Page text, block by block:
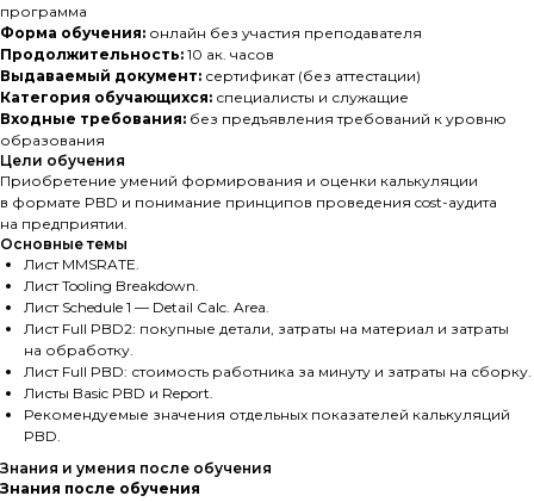
программа
Форма обучения: онлайн без участия преподавателя
Продолжительность: 10 ак. часов
Выдаваемый документ: сертификат (без аттестации)
Категория обучающихся: специалисты и служащие
Входные требования: без предъявления требований к уровню
образования
Цели обучения
Приобретение умений формирования и оценки калькуляции
в формате PBD и понимание принципов проведения cost-аудита
на предприятии.
Основные темы
Лист MMSRATE.
Лист Tooling Breakdown.
Лист Schedule 1 — Detail Calc. Area.
Лист Full PBD2: покупные детали, затраты на материал и затраты
на обработку.
Лист Full PBD: стоимость работника за минуту и затраты на сборку.
Листы Basic PBD и Report.
Рекомендуемые значения отдельных показателей калькуляций
PBD.
Знания и умения после обучения
Знания после обучения